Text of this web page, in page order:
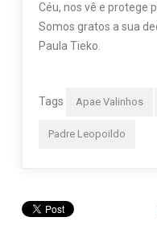
Céu, nos vê e protege
Somos gratos a sua
Paula Tieko.
Tags Apae Valinhos
Padre Leopoildo